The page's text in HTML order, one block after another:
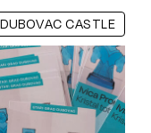
DUBOVAC CASTLE